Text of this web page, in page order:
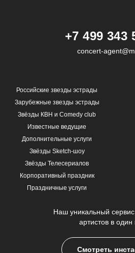
+7 499 343
concert-
Российские звезды эстрады
Зарубежные звезды эстрады
Звёзды КВН и Comedy club
Известные ведущие
Дополнительные услуги
Звёзды Sketch-шоу
Звёзды Телесериалов
Корпоративный праздник
Праздничные услуги
Наш уникальный
артистов в один
Смотреть